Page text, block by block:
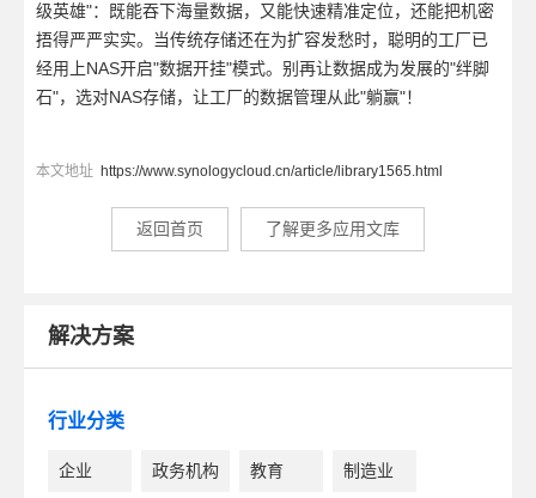
级英雄"：既能吞下海量数据，又能快速精准定位，还能把机密
捂得严严实实。当传统存储还在为扩容发愁时，聪明的工厂已
经用上NAS开启"数据开挂"模式。别再让数据成为发展的"绊脚
石"，选对NAS存储，让工厂的数据管理从此"躺赢"！
本文地址 https://www.synologycloud.cn/article/library1565.html
返回首页 了解更多应用文库
解决方案
行业分类
企业 政务机构 教育 制造业